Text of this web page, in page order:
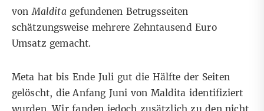
vonMaldita gefundenen Betrugsseiten
schätzungsweise mehrere Zehntausend Euro
Umsatz gemacht.
Meta hat bis Ende Juli gut die Hälfte der Seiten
gelöscht, die Anfang Juni von Maldita identifiziert